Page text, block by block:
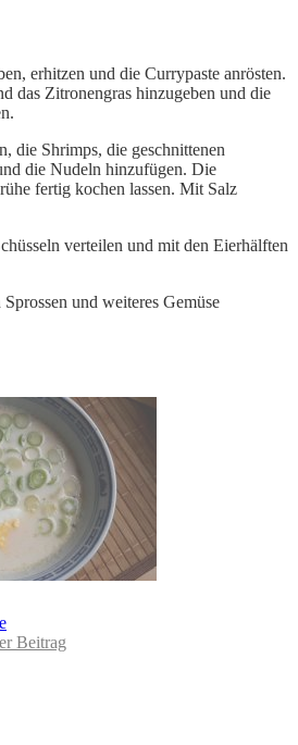
erhitzen und die Currypaste anrösten.
das Zitronengras hinzugeben und die
die Shrimps, die geschnittenen
die Nudeln hinzufügen. Die
fertig kochen lassen. Mit Salz
verteilen und mit den Eierhälften
und weiteres Gemüse
Beitrag